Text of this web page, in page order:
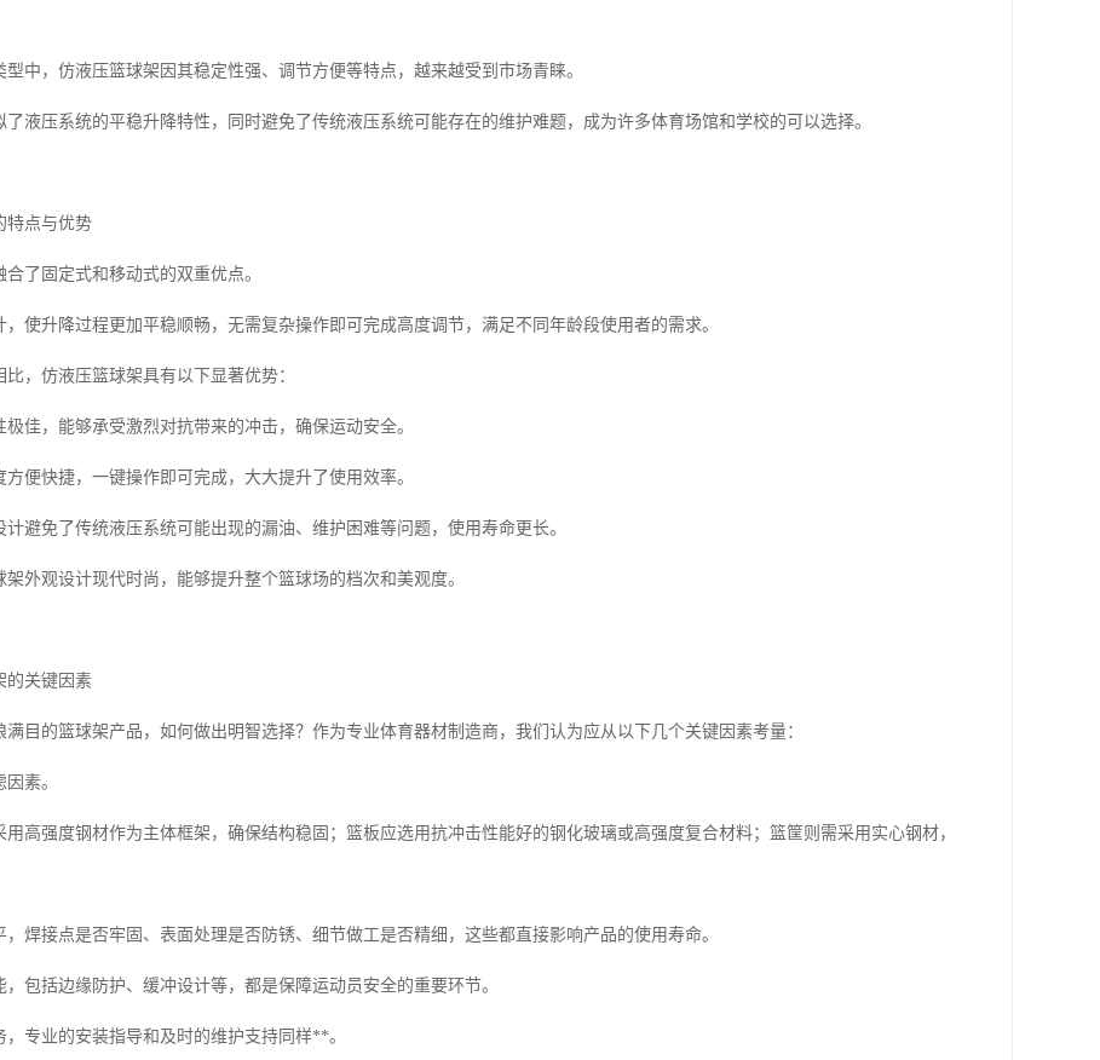
型中，仿液压篮球架因其稳定性强、调节方便等特点，越来越受到市场青睐。
了液压系统的平稳升降特性，同时避免了传统液压系统可能存在的维护难题，成为许多体育场馆和学校的可以选择。
特点与优势
了固定式和移动式的双重优点。
，使升降过程更加平稳顺畅，无需复杂操作即可完成高度调节，满足不同年龄段使用者的需求。
，仿液压篮球架具有以下显著优势：
佳，能够承受激烈对抗带来的冲击，确保运动安全。
便快捷，一键操作即可完成，大大提升了使用效率。
计避免了传统液压系统可能出现的漏油、维护困难等问题，使用寿命更长。
架外观设计现代时尚，能够提升整个篮球场的档次和美观度。
的关键因素
满目的篮球架产品，如何做出明智选择？作为专业体育器材制造商，我们认为应从以下几个关键因素考量：
素。
用高强度钢材作为主体框架，确保结构稳固；篮板应选用抗冲击性能好的钢化玻璃或高强度复合材料；篮筐则需采用实心钢材，
，焊接点是否牢固、表面处理是否防锈、细节做工是否精细，这些都直接影响产品的使用寿命。
，包括边缘防护、缓冲设计等，都是保障运动员安全的重要环节。
，专业的安装指导和及时的维护支持同样**。